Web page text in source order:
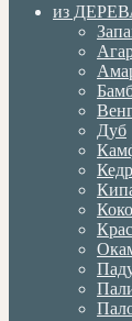
из
Дуб
Кедр